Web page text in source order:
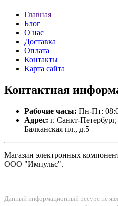
Главная
Блог
О нас
Доставка
Оплата
Контакты
Карта сайта
Контактная
Рабочие часы: Пн-Пт:
Адрес: г. Санкт-
Балканская пл., д.5
Магазин электронных
ООО "Импульс".
Данный информационный ресурс не